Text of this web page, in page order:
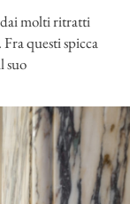
dai molti ritratti
questi spicca
suo